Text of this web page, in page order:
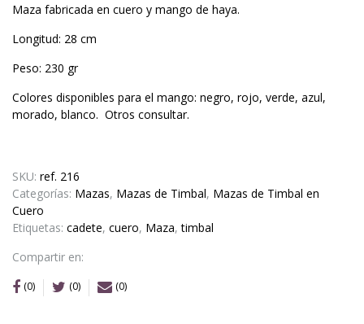
Maza fabricada en cuero y mango de haya.
Longitud: 28 cm
Peso: 230 gr
Colores disponibles para el mango: negro, rojo, verde, azul,
morado, blanco. Otros consultar.
SKU: ref. 216
Categorías: Mazas, Mazas de Timbal, Mazas de Timbal en
Cuero
Etiquetas: cadete, cuero, Maza,timbal
Compartir en:
(0) (0) (0)